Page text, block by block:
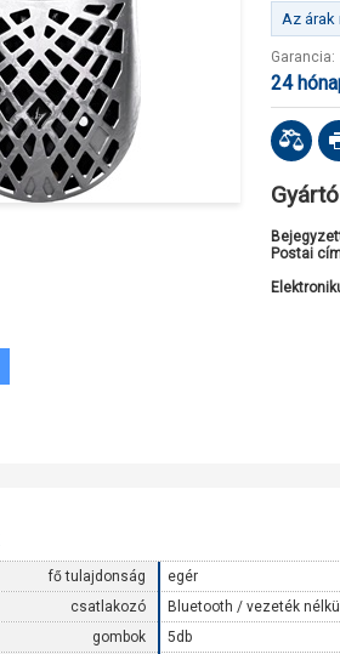
Az árak
Garancia:
24
Postai
fő tulajdonság
egér
csatlakozó
Bluetooth / vezeték
gombok
5db